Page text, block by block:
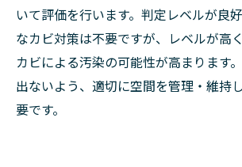
いて評価を行います。判定レベルが良
なカビ対策は不要ですが、レベルが高
カビによる汚染の可能性が高まります
出ないよう、適切に空間を管理・維持
要です。